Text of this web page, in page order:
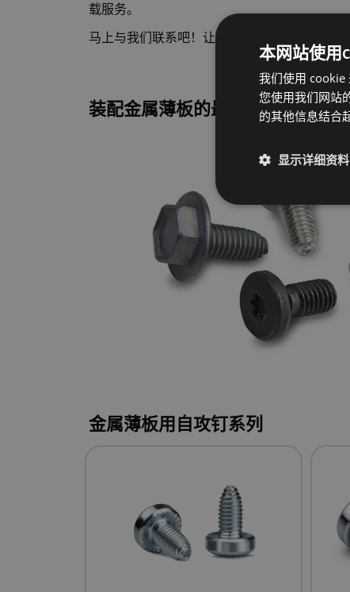
载服务。
马上与我们联系吧！让我们分享金属薄板组装
装配金属薄板的最佳螺钉
金属薄板用自攻钉系列
本网站使用
我们使用 cookie
您使用我们网站
的其他信息结合
显示详细资料